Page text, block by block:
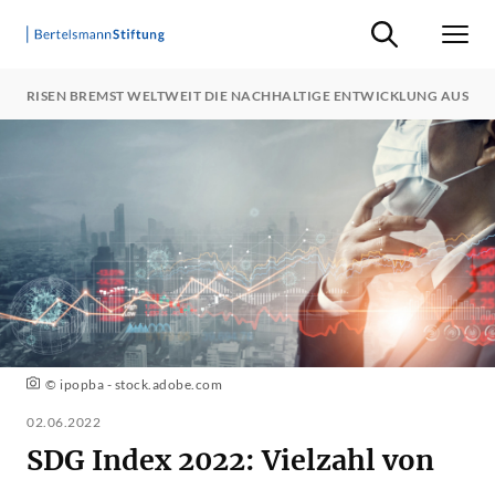
Suche ein-/
KRISEN BREMST WELTWEIT DIE NACHHALTIGE ENTWICKLUNG AUS
© ipopba - stock.adobe.com
02.06.2022
SDG Index 2022: Vielzahl von